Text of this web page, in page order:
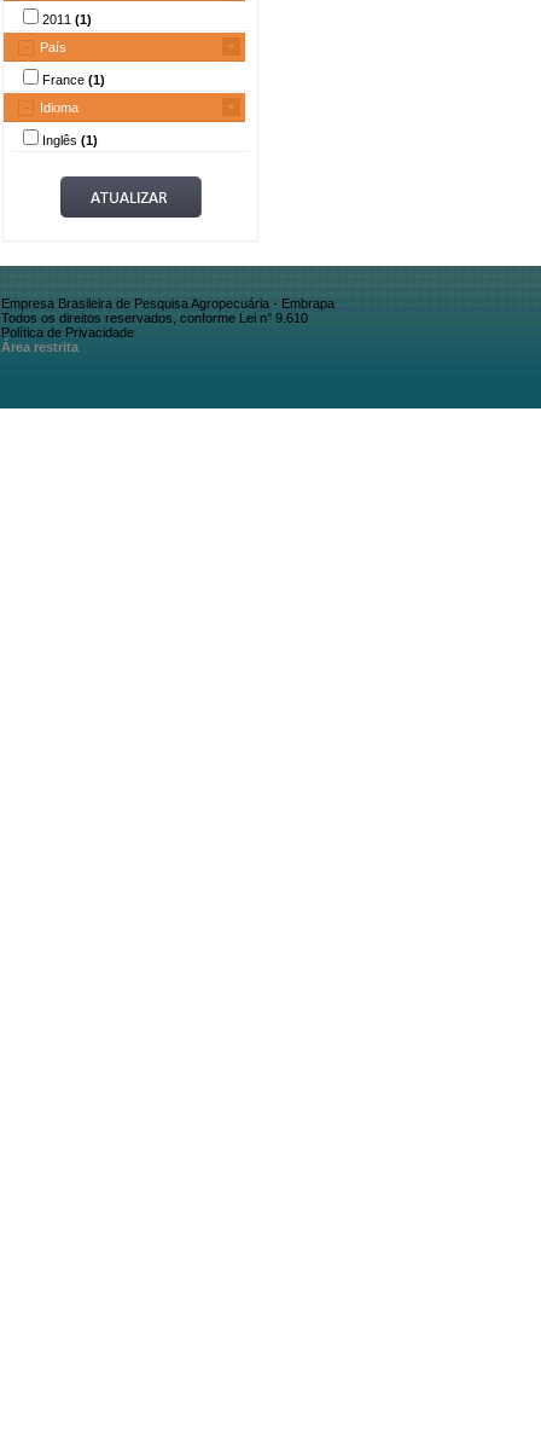
2011 (1)
País
France (1)
Idioma
Inglês (1)
Empresa Brasileira de Pesquisa Agropecuária - Embrapa
Todos os direitos reservados, conforme Lei n° 9.610
Política de Privacidade
Área restrita